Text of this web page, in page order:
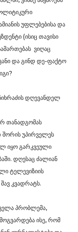
უფლებებისა და
(ისიც თავისი
ვიღაც
და გინდ დე-ფაქტო
დღევანდელ
თანადგომას
შორის უპირველეს
იყო გარკვეული
დღესაც ძალიან
ტელევიზიის
კვადრატს.
პრობლემა,
ისე, რომ